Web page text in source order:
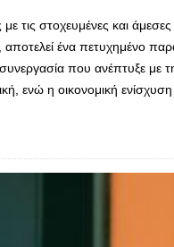
τις στοχευμένες και
ένα πετυχημένο
που ανέπτυξε με
ενώ η οικονομική